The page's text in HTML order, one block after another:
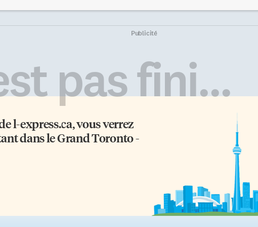
vieux croulant franco-ontarien»,
acharnés des droits collectifs,
multiculturels de pensée et
d’attitude. Trudeau a mis le
Italie le 4 juillet 2014. Quelques
père, les trois enfants du défunt
semble être le dernier testament
du défunt et qui désigne comme
héritiers ses trois enfants ainsi que
leur cousine, Anna Grillo. […]
Publicité
pas fini...
l-express.ca, vous verrez
dans le Grand Toronto -